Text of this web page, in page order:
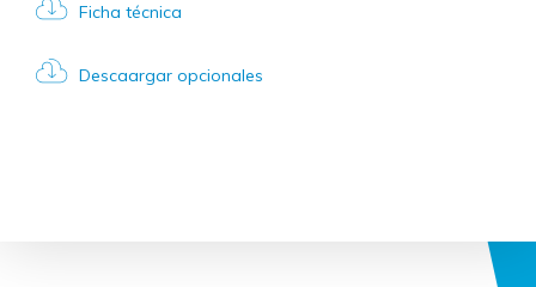
Ficha técnica
Descaargar opcionales